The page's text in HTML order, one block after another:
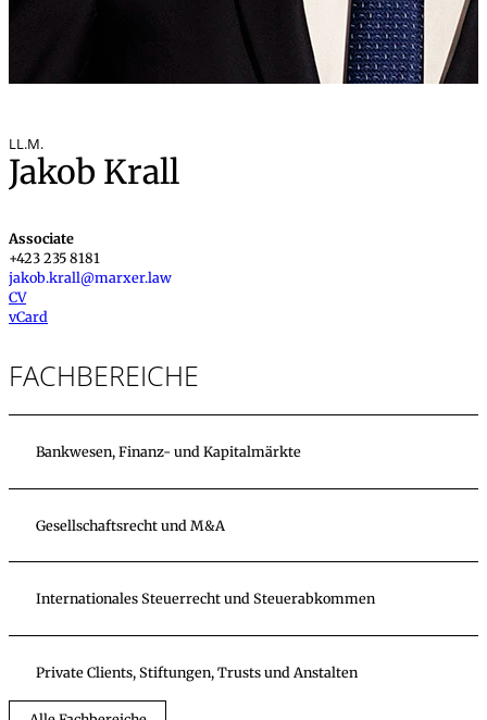
LL.M.
Jakob Krall
Associate
+423 235 8181
jakob.krall@marxer.law
CV
vCard
FACHBEREICHE
Bankwesen, Finanz- und Kapitalmärkte
Gesellschaftsrecht und M&A
Internationales Steuerrecht und Steuerabkommen
Private Clients, Stiftungen, Trusts und Anstalten